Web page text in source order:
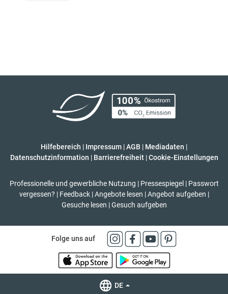
Hilfebereich | Impressum |AGB | Mediadaten |
Datenschutzinformation | Barrierefreiheit | Cookie-Einstellungen
Professionelle und gewerbliche Nutzung | Pressespiegel | Passwort
vergessen? | Feedback | Angebote lesen | Angebot aufgeben |
Gesuche lesen | Gesuch aufgeben
Folge uns auf
DE